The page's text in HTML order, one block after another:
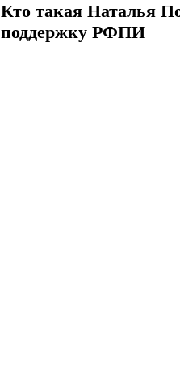
Кто такая Наталья
поддержку РФПИ